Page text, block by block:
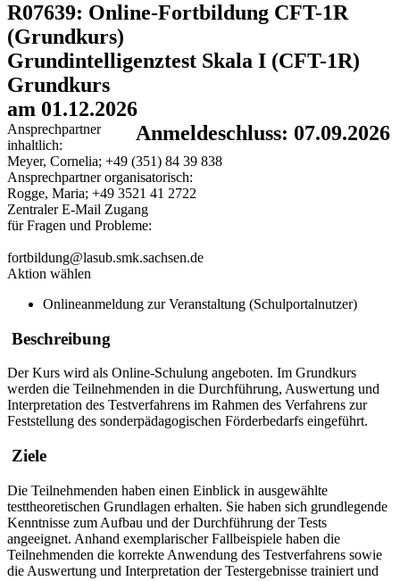
R07639: Online-Fortbildung CFT-1R
(Grundkurs)
Grundintelligenztest Skala I (CFT-1R)
Grundkurs
am 01.12.2026
Anmeldeschluss: 07.09.2026
Ansprechpartner
inhaltlich:
Meyer, Cornelia; +49 (351) 84 39 838
Ansprechpartner organisatorisch:
Rogge, Maria; +49 3521 41 2722
Zentraler E-Mail Zugang
für Fragen und Probleme:
fortbildung@lasub.smk.sachsen.de
Aktion wählen
Onlineanmeldung zur Veranstaltung (Schulportalnutzer)
Beschreibung
Der Kurs wird als Online-Schulung angeboten. Im Grundkurs
werden die Teilnehmenden in die Durchführung, Auswertung und
Interpretation des Testverfahrens im Rahmen des Verfahrens zur
Feststellung des sonderpädagogischen Förderbedarfs eingeführt.
Ziele
Die Teilnehmenden haben einen Einblick in ausgewählte
testtheoretischen Grundlagen erhalten. Sie haben sich grundlegende
Kenntnisse zum Aufbau und der Durchführung der Tests
angeeignet. Anhand exemplarischer Fallbeispiele haben die
Teilnehmenden die korrekte Anwendung des Testverfahrens sowie
die Auswertung und Interpretation der Testergebnisse trainiert und